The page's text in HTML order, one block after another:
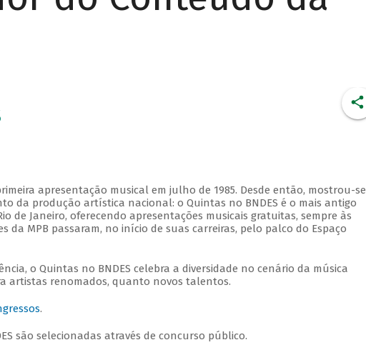
apresentação musical em julho de 1985. Desde então, mostrou-se
da produção artística nacional: o Quintas no BNDES é o mais antigo
de Janeiro, oferecendo apresentações musicais gratuitas, sempre às
da MPB passaram, no início de suas carreiras, pelo palco do Espaço
o Quintas no BNDES celebra a diversidade no cenário da música
artistas renomados, quanto novos talentos.
.
são selecionadas através de concurso público.